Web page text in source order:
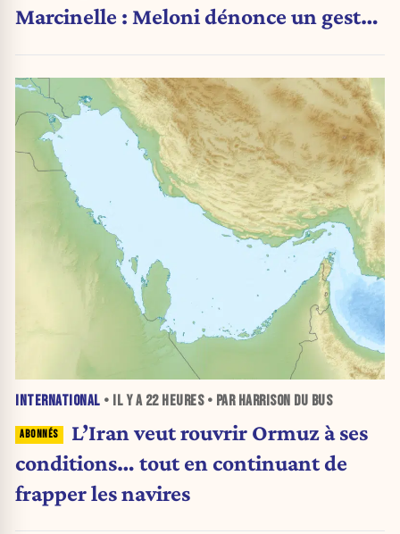
Marcinelle : Meloni dénonce un geste
INTERNATIONAL • IL Y A 22 HEURES• PAR HARRISON DU BUS
L’Iran veut rouvrir Ormuz à ses
conditions… tout en continuant de
frapper les navires